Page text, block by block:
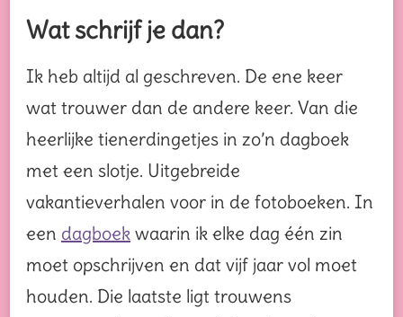
Wat schrijf je dan?
Ik heb altijd al geschreven. De ene keer
wat trouwer dan de andere keer. Van die
heerlijke tienerdingetjes in zo’n dagboek
met een slotje. Uitgebreide
vakantieverhalen voor in de fotoboeken. In
een dagboek waarin ik elke dag één zin
moet opschrijven en dat vijf jaar vol moet
houden. Die laatste ligt trouwens